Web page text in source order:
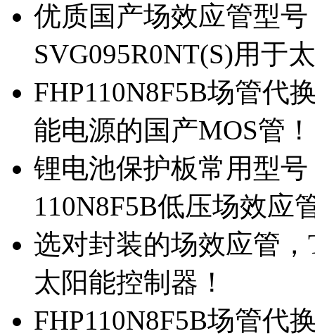
优质国产场效应管型
SVG095R0NT(S)用于
FHP110N8F5B场管代
能电源的国产MOS管！
锂电池保护板常用型
110N8F5B低压场效应
选对封装的场效应管
太阳能控制器！
FHP110N8F5B场管代